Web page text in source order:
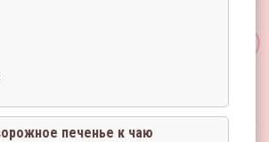
печенье к чаю